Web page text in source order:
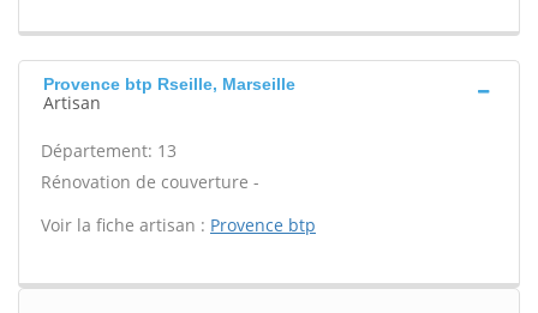
Provence btp Rseille, Marseille
Artisan
Département: 13
Rénovation de couverture -
Voir la fiche artisan : Provence btp